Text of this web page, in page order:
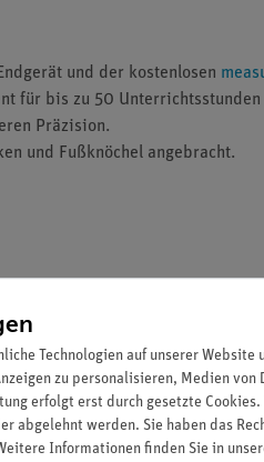
und der kostenlosen
für bis zu 50
Präzision.
und Fußknöchel angebracht.
USB)
zu 50 Std. Betriebszeit)
im Lieferumfang
Technologien auf unserer
zu personalisieren, Medien
erfolgt erst durch gesetzte
abgelehnt werden. Sie haben das
Informationen finden Sie in